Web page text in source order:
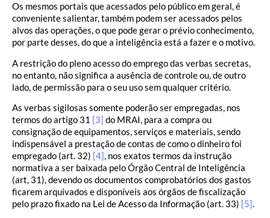
Os mesmos portais que acessados pelo público em geral, é
conveniente salientar, também podem ser acessados pelos
alvos das operações, o que pode gerar o prévio conhecimento,
por parte desses, do que a inteligência está a fazer e o motivo.
A restrição do pleno acesso do emprego das verbas secretas,
no entanto, não significa a ausência de controle ou, de outro
lado, de permissão para o seu uso sem qualquer critério.
As verbas sigilosas somente poderão ser empregadas, nos
termos do artigo 31 [3] do MRAI, para a compra ou
consignação de equipamentos, serviços e materiais, sendo
indispensável a prestação de contas de como o dinheiro foi
empregado (art. 32) [4], nos exatos termos da instrução
normativa a ser baixada pelo Órgão Central de Inteligência
(art, 31), devendo os documentos comprobatórios dos gastos
ficarem arquivados e disponíveis aos órgãos de fiscalização
pelo prazo fixado na Lei de Acesso da Informação (art. 33) [5].